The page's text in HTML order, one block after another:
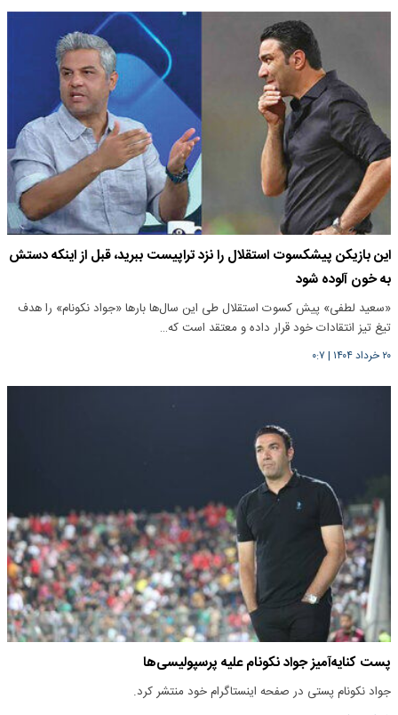
این بازیکن پیشکسوت استقلال را نزد تراپیست ببرید، قبل از اینکه دستش
به خون آلوده شود
«سعید لطفی» پیش کسوت استقلال طی این سال‌ها بارها «جواد نکونام» را هدف
تیغ تیز انتقادات خود قرار داده و معتقد است که…
۲۰ خرداد ۱۴۰۴ | ۰:۷
پست کنایه‌آمیز جواد نکونام علیه پرسپولیسی‌ها
جواد نکونام پستی در صفحه اینستاگرام خود منتشر کرد.